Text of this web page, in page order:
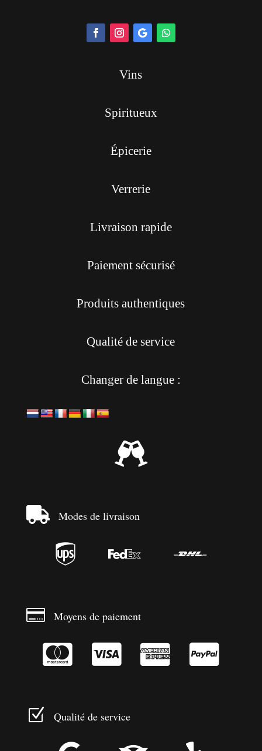
Vins
Spiritueux
Épicerie
Verrerie
Livraison rapide
Paiement sécurisé
Produits authentiques
Qualité de service
Changer de langue :

 Modes de livraison
  
 Moyens de paiement
   
Z Qualité de service